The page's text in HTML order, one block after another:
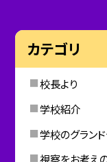
カテゴリ
校長より
学校紹介
学校のグラン
視察をお考え